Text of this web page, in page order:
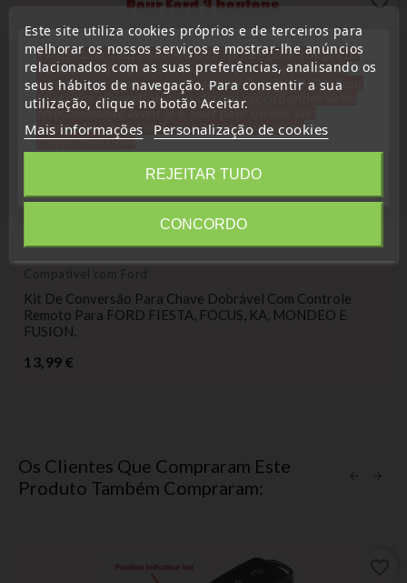
Compatível com Ford
Kit De Conversão Para Chave Dobrável Com Controle
Remoto Para FORD FIESTA, FOCUS, KA, MONDEO E
FUSION.
13,99 €
Os Clientes Que Compraram Este
Produto Também Compraram:
Este site utiliza cookies próprios e de terceiros para
melhorar os nossos serviços e mostrar-lhe anúncios
relacionados com as suas preferências, analisando os
seus hábitos de navegação. Para consentir a sua
utilização, clique no botão Aceitar.
Mais informações Personalização de cookies
REJEITAR TUDO
CONCORDO
« Attention, notre société sera fermée pour congés du
10 aout au 1 septembre inclus. Pour cette raison les
commandes sont traitées jusqu'au 7 aout 14H00. Pour
le service réparation nous devons réceptionner votre
télécommande avant le 6 aout pour qu'elle soit
réexpédiée avant le 7 aout. Merci pour votre
compréhension»
Fechar
Information